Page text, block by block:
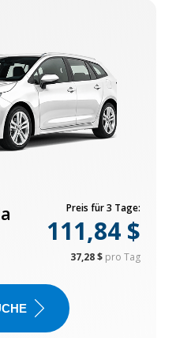
Preis für 3 Tage:
111,84 $
37,28 $ pro Tag